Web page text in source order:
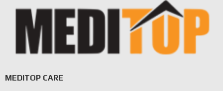
MEDITOP CARE